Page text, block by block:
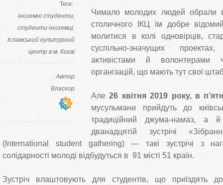
Теги:
іноземні студенти
студенти-іноземці
Ісламський культурний
центр в м. Києві
Автор
Власкор
Чимало молодих людей обрали
столичного ІКЦ їм добре
молитися в колі одновірців,
суспільно-значущих
активістами й волонтерами
організацій, що мають тут свої
Але26 квітня 2019 року, в
мусульмани прийдуть до
традиційний джума-намаз, а
дванадцятій зустрічі
(International student gathering) — такі зустрічі з
солідарності молоді відбудуться в 91 місті 51 країн.
Зустріч влаштовують для студентів, що приїздять